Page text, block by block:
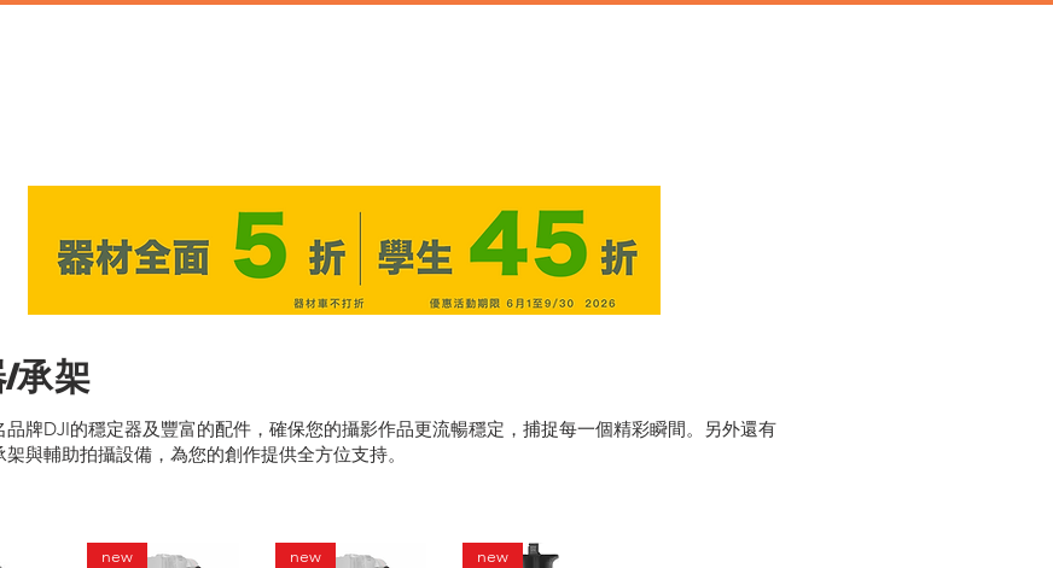
承架
品牌DJI的穩定器及豐富的配件，確保您的攝影作品更流暢穩定，捕捉每一個精彩瞬間。另外還有
與輔助拍攝設備，為您的創作提供全方位支持。
new new new